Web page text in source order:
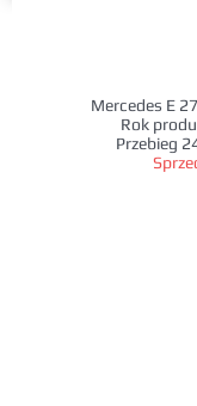
Mercedes E
Rok
Przebieg